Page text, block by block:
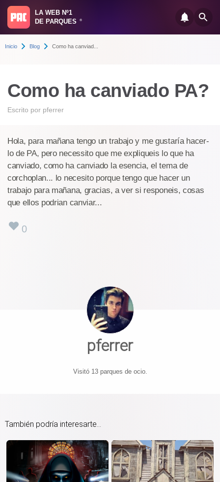
LA WEB Nº1
DE PARQUES
®
Inicio Blog Como ha canviad...
Como ha canviado PA?
Escrito por pferrer
Hola, para mañana tengo un trabajo y me gustaría hacer-
lo de PA, pero necessito que me expliqueis lo que ha
canviado, como ha canviado la esencia, el tema de
corchoplan... lo necesito porque tengo que hacer un
trabajo para mañana, gracias, a ver si responeis, cosas
que ellos podrian canviar...
0
pferrer
Visitó 13 parques de ocio.
También podría interesarte...